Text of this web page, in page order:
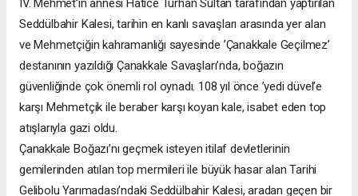
IV. Mehmet’in annesi Hatice Turhan Sultan tarafından yaptırılan
Seddülbahir Kalesi, tarihin en kanlı savaşları arasında yer alan
ve Mehmetçiğin kahramanlığı sayesinde ’Çanakkale Geçilmez’
destanının yazıldığı Çanakkale Savaşları’nda, boğazın
güvenliğinde çok önemli rol oynadı. 108 yıl önce ’yedi düvel’e
karşı Mehmetçik ile beraber karşı koyan kale, isabet eden top
atışlarıyla gazi oldu.
Çanakkale Boğazı’nı geçmek isteyen itilaf devletlerinin
gemilerinden atılan top mermileri ile büyük hasar alan Tarihi
Gelibolu Yarımadası’ndaki Seddülbahir Kalesi, aradan geçen bir